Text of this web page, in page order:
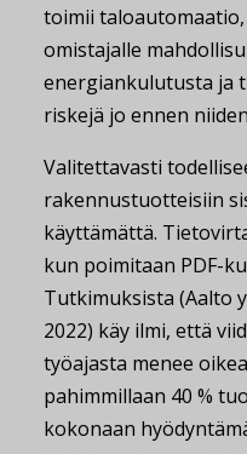
toimii
omistajalle
energiankulutusta ja
riskejä jo ennen
Valitettavasti
rakennustuotteisiin
käyttämättä.
kun poimitaan PDF-
Tutkimuksista (Aalto
2022) käy ilmi, että
työajasta menee
pahimmillaan 40 %
kokonaan